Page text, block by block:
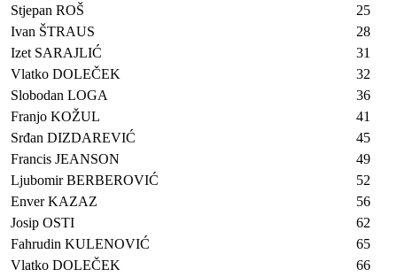
Stjepan ROŠ
25
Ivan ŠTRAUS
28
Izet SARAJLIĆ
31
Vlatko DOLEČEK
32
Slobodan LOGA
36
Franjo KOŽUL
41
Srđan DIZDAREVIĆ
45
Francis JEANSON
49
Ljubomir BERBEROVIĆ
52
Enver KAZAZ
56
Josip OSTI
62
Fahrudin KULENOVIĆ
65
Vlatko DOLEČEK
66